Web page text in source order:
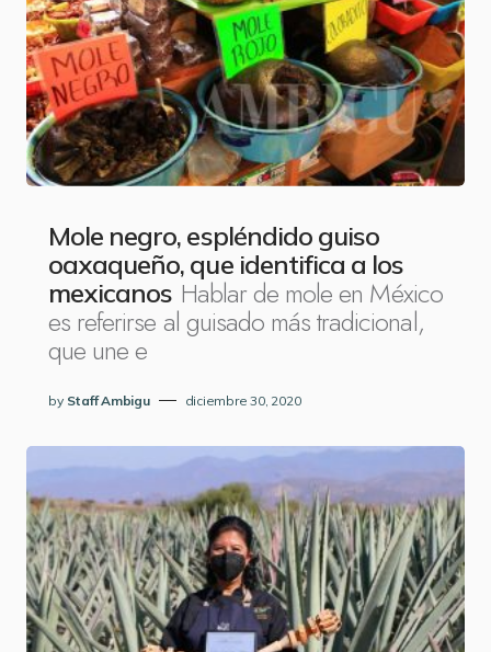
Mole negro, espléndido guiso
oaxaqueño, que identifica a los
mexicanos Hablar de mole en México
es referirse al guisado más tradicional,
que une e
by Staff Ambigu diciembre 30, 2020